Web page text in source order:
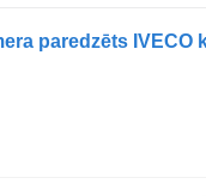
paredzēts